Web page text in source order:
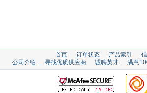
首页 订单状态 产品索引
公司介绍
寻找优质供应商 诚聘英才 满意